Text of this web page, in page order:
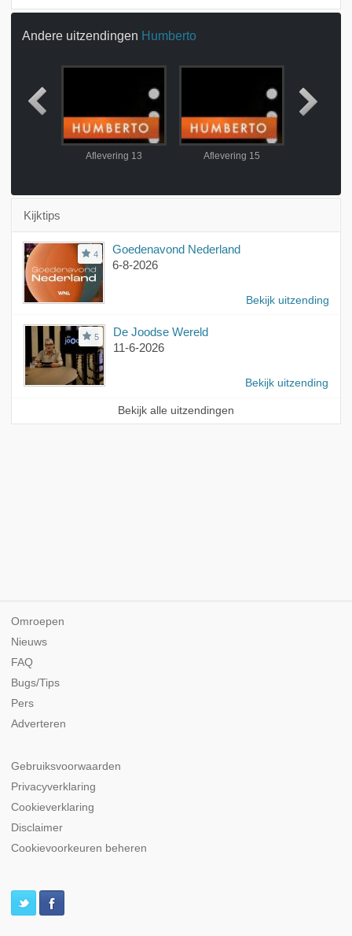
Andere uitzendingen Humberto
Aflevering 13 Aflevering 15
Kijktips
4
Goedenavond Nederland
6-8-2026
Bekijk uitzending
5
De Joodse Wereld
11-6-2026
Bekijk uitzending
Bekijk alle uitzendingen
Omroepen
Nieuws
FAQ
Bugs/Tips
Pers
Adverteren
Gebruiksvoorwaarden
Privacyverklaring
Cookieverklaring
Disclaimer
Cookievoorkeuren beheren